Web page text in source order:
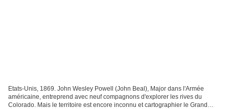
Etats-Unis, 1869. John Wesley Powell (John Beal), Major dans l'Armée
américaine, entreprend avec neuf compagnons d'explorer les rives du
Colorado. Mais le territoire est encore inconnu et cartographier le Grand